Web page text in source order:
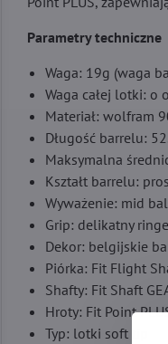
Parametry techniczne
Waga: 19g (waga
Waga całej lotki:
Materiał: wolfram
Długość barrelu:
Maksymalna
Kształt barrelu:
Wyważenie: mid
Grip: delikatny
Dekor: belgijskie
Piórka: Fit Flight
Shafty: Fit Shaft
Hroty: Fit Point
Typ: lotki soft tip